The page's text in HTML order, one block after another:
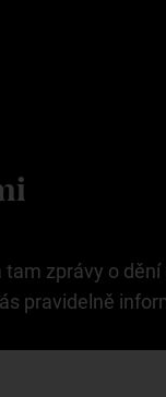
zprávy o
pravidelně